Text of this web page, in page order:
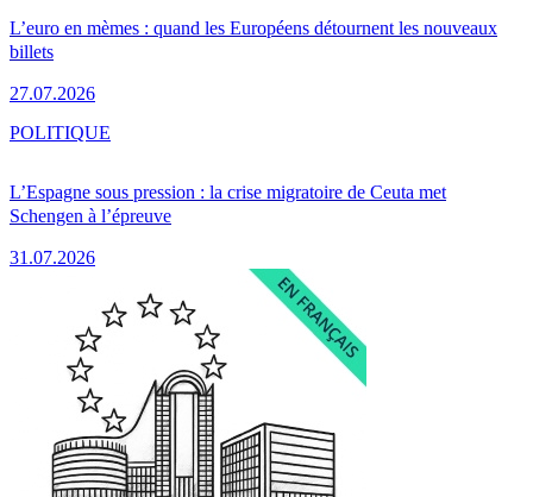
L’euro en mèmes : quand les Européens détournent les nouveaux
billets
27.07.2026
L’Espagne sous pression : la crise migratoire de Ceuta met
Schengen à l’épreuve
31.07.2026
POLITIQUE